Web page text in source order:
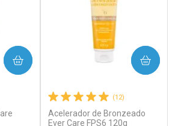
(12)
Acelerador de Bronzeado
Ever Care FPS6 120g
COMPRAR